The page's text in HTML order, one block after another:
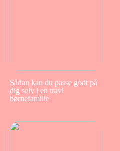
Sådan kan du passe godt på
dig selv i en travl
børnefamilie